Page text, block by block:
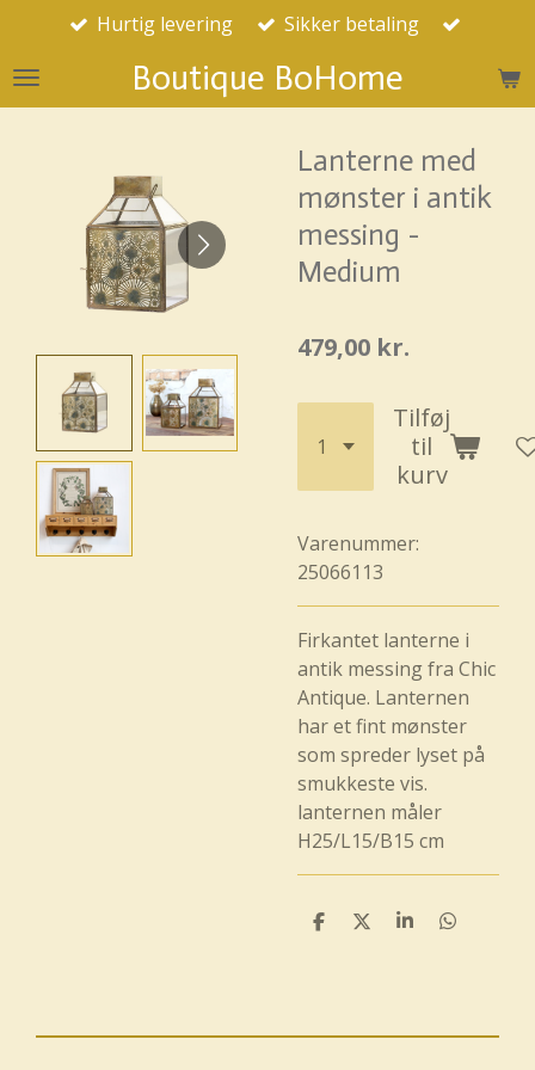
Spring
hovedindhold Boutique BoHome
Hurtig levering Sikker betaling
Lanterne med
mønster i antik
messing -
Medium
479,00 kr.
Tilføj
til
kurv
Varenummer:
25066113
Firkantet lanterne i
antik messing fra Chic
Antique. Lanternen
har et fint mønster
som spreder lyset på
smukkeste vis.
lanternen måler
H25/L15/B15 cm
D
D
D
D